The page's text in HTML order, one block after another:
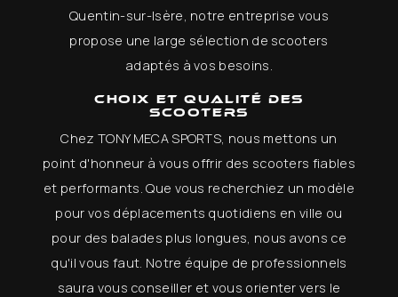
Quentin-sur-Isère, notre entreprise vous
propose une large sélection de scooters
adaptés à vos besoins.
Choix et qualité des
scooters
Chez TONY MECA SPORTS, nous mettons un
point d'honneur à vous offrir des scooters fiables
et performants. Que vous recherchiez un modèle
pour vos déplacements quotidiens en ville ou
pour des balades plus longues, nous avons ce
qu'il vous faut. Notre équipe de professionnels
saura vous conseiller et vous orienter vers le